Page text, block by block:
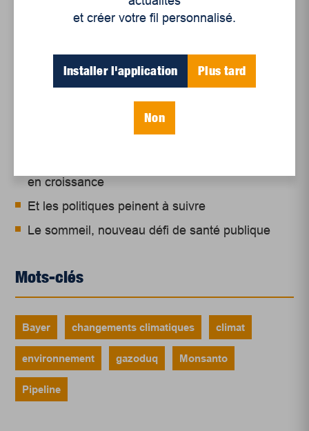
Articles récents
Un siècle de Mauriciennes dans la presse
en croissance
Et les politiques peinent à suivre
Le sommeil, nouveau défi de santé publique
Mots-clés
Bayer changements climatiques climat
environnement gazoduq Monsanto
Pipeline
et créer votre fil personnalisé.
Installer l'application Plus tard
Non